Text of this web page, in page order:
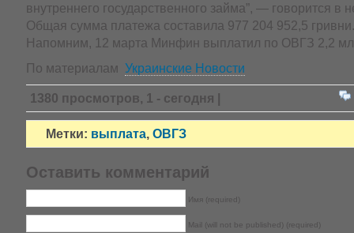
внутреннего государственного займа”, — говорится в
Общая сумма платежа составила 977 204 952,5 гривни.
Напомним, 12 марта Минфин выплатил по ОВГЗ 2,2
По материалам Украинские Новости
1380 просмотров, 1 - сегодня |
Метки: выплата, ОВГЗ
Оставить комментарий
Имя (required)
Mail (will not be published) (required)